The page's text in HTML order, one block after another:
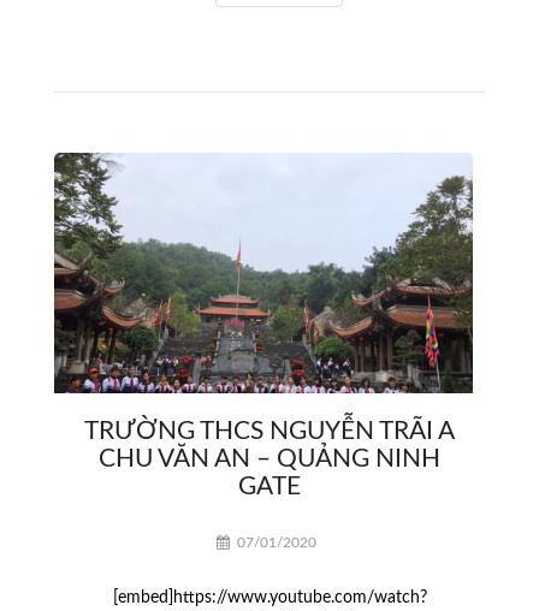
TRƯỜNG THCS NGUYỄN TRÃI A
CHU VĂN AN – QUẢNG NINH
GATE
07/01/2020
[embed]https://www.youtube.com/watch?